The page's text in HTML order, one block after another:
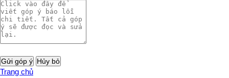
Gửi góp ý Hủy bỏ
Trang chủ